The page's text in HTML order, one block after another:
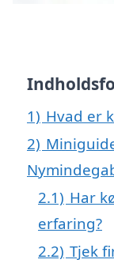
1) Hvad er
2)
2.1) Har
erfaring?
2.2) Tjek